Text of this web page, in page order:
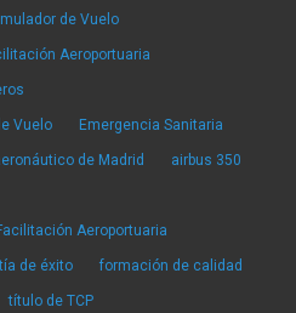
de Vuelo
Aeroportuaria
Vuelo Emergencia Sanitaria
de Madrid airbus 350
Aeroportuaria
de éxito formación de calidad
título de TCP